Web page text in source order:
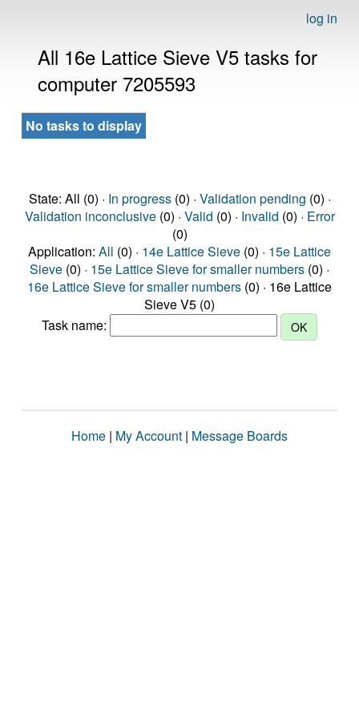
log in
All 16e Lattice Sieve V5 tasks for
computer 7205593
No tasks to display
State: All (0) · In progress(0) · Validation pending (0) ·
Validation inconclusive(0) · Valid (0) · Invalid (0) · Error
(0)
Application: All (0) · 14e Lattice Sieve (0) · 15e Lattice
Sieve (0) · 15e Lattice Sieve for smaller numbers (0) ·
16e Lattice Sieve for smaller numbers (0) · 16e Lattice
Sieve V5 (0)
Task name:
Home | My Account | Message Boards